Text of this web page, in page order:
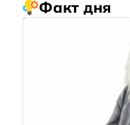
Факт дня